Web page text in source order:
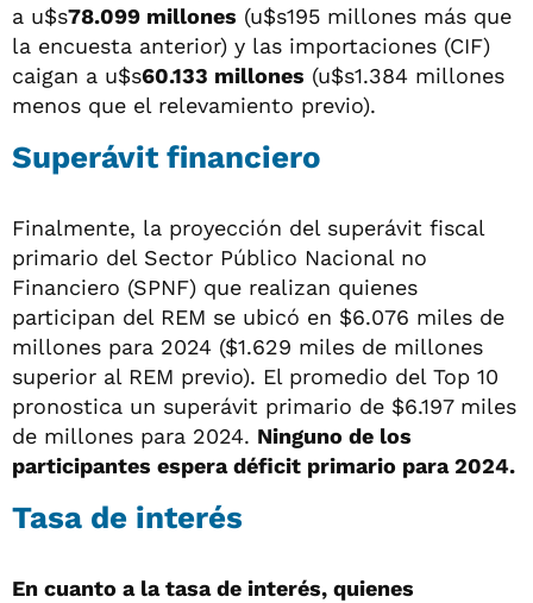
a u$s78.099 millones (u$s195 millones más que
la encuesta anterior) y las importaciones (CIF)
caigan a u$s60.133 millones (u$s1.384 millones
menos que el relevamiento previo).
Superávit financiero
Finalmente, la proyección del superávit fiscal
primario del Sector Público Nacional no
Financiero (SPNF) que realizan quienes
participan del REM se ubicó en $6.076 miles de
millones para 2024 ($1.629 miles de millones
superior al REM previo). El promedio del Top 10
pronostica un superávit primario de $6.197 miles
de millones para 2024. Ninguno de los
participantes espera déficit primario para 2024.
Tasa de interés
En cuanto a la tasa de interés, quienes